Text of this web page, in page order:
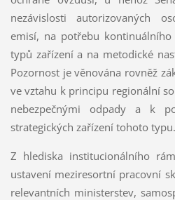
nezávislosti autorizovaných
emisí, na potřebu
typů zařízení a na metodické
Pozornost je věnována rovněž
ve vztahu k principu regionální
nebezpečnými odpady a k
strategických zařízení tohoto typu.
Z hlediska institucionálního
ustavení meziresortní pracovní
relevantních ministerstev,